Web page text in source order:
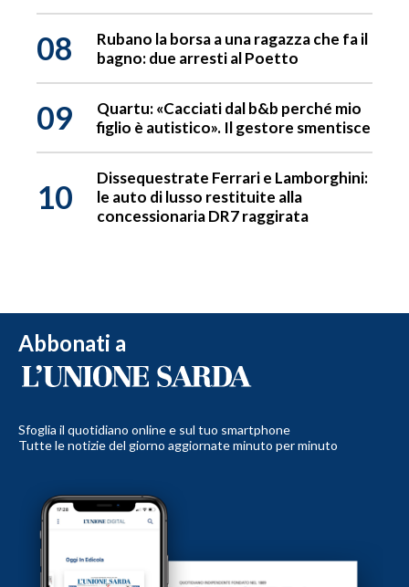
08
Rubano la borsa a una ragazza che fa il
bagno: due arresti al Poetto
09
Quartu: «Cacciati dal b&b perché mio
figlio è autistico». Il gestore smentisce
10
Dissequestrate Ferrari e Lamborghini:
le auto di lusso restituite alla
concessionaria DR7 raggirata
Abbonati a
Sfoglia il quotidiano online e sul tuo smartphone
Tutte le notizie del giorno aggiornate minuto per minuto